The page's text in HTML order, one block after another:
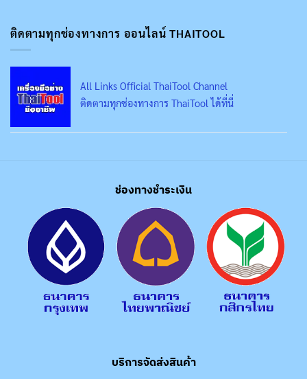
ติดตามทุกช่องทางการ ออนไลน์ THAITOOL
All Links Official ThaiTool Channel
ติดตามทุกช่องทางการ ThaiTool ได้ที่นี่
ช่องทางชำระเงิน
บริการจัดส่งสินค้า